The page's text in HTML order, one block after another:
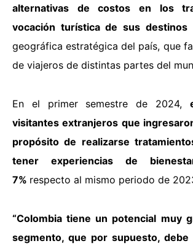
alternativas de costos en los
vocación turística de sus destinos
geográfica estratégica del país, que
de viajeros de distintas partes del
En el primer semestre de 2024,
visitantes extranjeros que
propósito de realizarse
tener experiencias de
7% respecto al mismo periodo de
“Colombia tiene un potencial muy
segmento, que por supuesto, debe